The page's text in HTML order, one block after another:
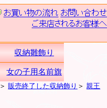
収納雛飾り
女の子用名前旗
＞ 販売終了した収納飾り ＞親王